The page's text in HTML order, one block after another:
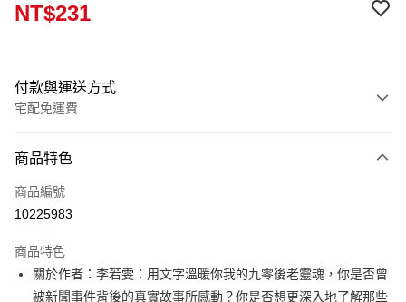
NT$231
付款與運送方式
宅配免運費
信用卡一次付款
LINE Pay
街口支付
商品特色
商品編號
10225983
商品特色
關於作者：李若雯：用文字溫暖你我的九零後老靈魂，你是否曾
被新聞事件背後的真實故事所感動？你是否想更深入地了解那些